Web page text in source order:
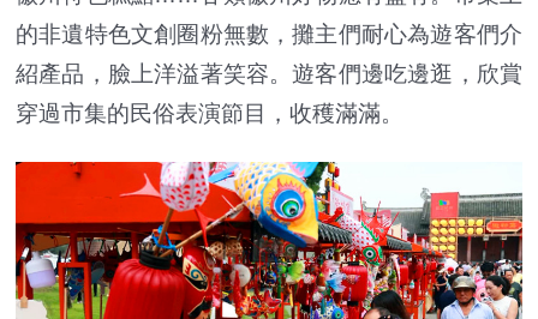
的非遺特色文創圈粉無數，攤主們耐心為遊客們介
紹產品，臉上洋溢著笑容。遊客們邊吃邊逛，欣賞
穿過市集的民俗表演節目，收穫滿滿。